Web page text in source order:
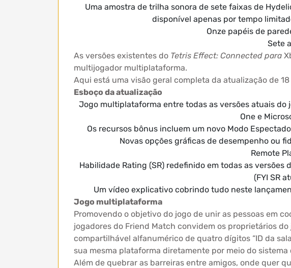
Uma amostra de trilha sonora de sete faixas de
disponível apenas por tempo
Onze papéis de
Sete
As versões existentes do Tetris Effect: Connected para
multijogador multiplataforma.
Aqui está uma visão geral completa da atualização de
Esboço da atualização
Jogo multiplataforma entre todas as versões atuais do
One e
Os recursos bônus incluem um novo Modo
Novas opções gráficas de desempenho ou
Remote
Habilidade Rating (SR) redefinido em todas as
(FYI SR
Um vídeo explicativo cobrindo tudo neste
Jogo multiplataforma
Promovendo o objetivo do jogo de unir as pessoas em
jogadores do Friend Match convidem os proprietários
compartilhável alfanumérico de quatro dígitos “ID da
sua mesma plataforma diretamente por meio do
Além de quebrar as barreiras entre amigos, onde quer